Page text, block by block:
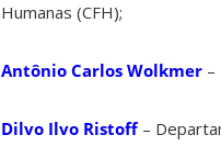
Humanas (CFH);
Antônio Carlos Wolkmer –
Dilvo Ilvo Ristoff–